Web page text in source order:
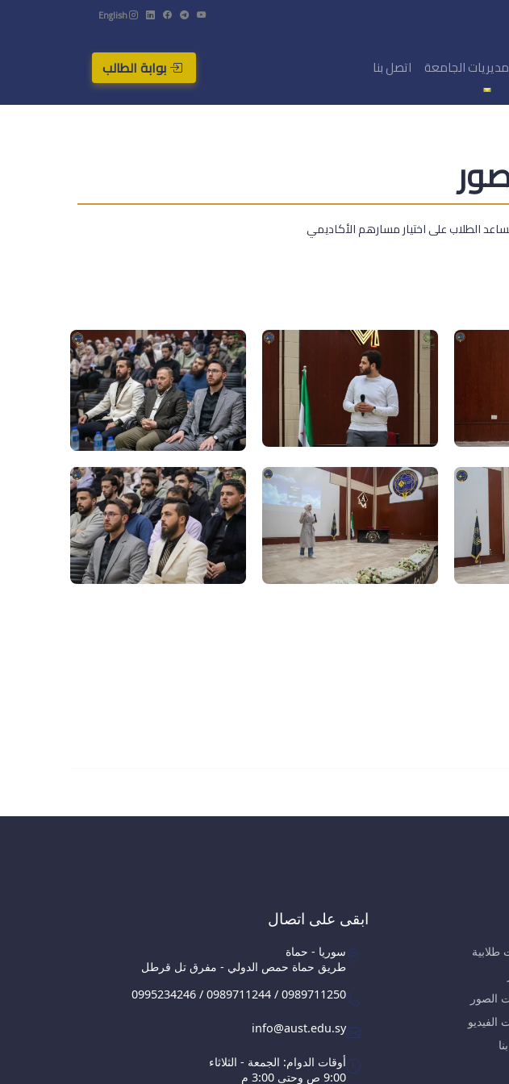
English
الجامعة اتصل بنا بوابة الطالب
الطلاب على اختيار مسارهم الأكاديمي
طلابية
الصور
الفيديو
ابقى على اتصال
سوريا - حماة
طريق حماة حمص الدولي - مفرق تل قرطل
0995234246 / 0989711244 / 0989711250
info@aust.edu.sy
أوقات الدوام: الجمعة - الثلاثاء
9:00 ص وحتى 3:00 م